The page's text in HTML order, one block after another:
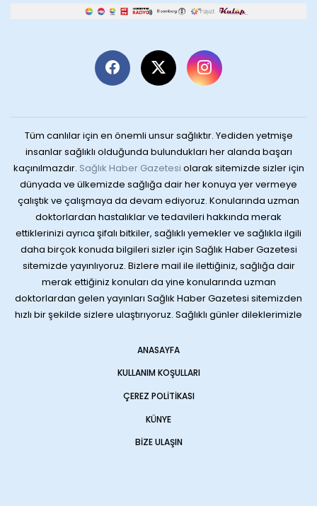
Tüm canlılar için en önemli unsur sağlıktır. Yediden yetmişe
insanlar sağlıklı olduğunda bulundukları her alanda başarı
kaçınılmazdır. Sağlık Haber Gazetesi olarak sitemizde sizler için
dünyada ve ülkemizde sağlığa dair her konuya yer vermeye
çalıştık ve çalışmaya da devam ediyoruz. Konularında uzman
doktorlardan hastalıklar ve tedavileri hakkında merak
ettiklerinizi ayrıca şifalı bitkiler, sağlıklı yemekler ve sağlıkla ilgili
daha birçok konuda bilgileri sizler için Sağlık Haber Gazetesi
sitemizde yayınlıyoruz. Bizlere mail ile ilettiğiniz, sağlığa dair
merak ettiğiniz konuları da yine konularında uzman
doktorlardan gelen yayınları Sağlık Haber Gazetesi sitemizden
hızlı bir şekilde sizlere ulaştırıyoruz. Sağlıklı günler dileklerimizle
ANASAYFA
KULLANIM KOŞULLARI
ÇEREZ POLITIKASI
KÜNYE
BIZE ULAŞIN